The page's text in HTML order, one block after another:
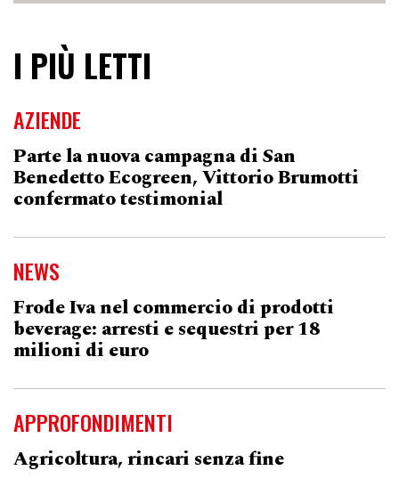
I PIÙ LETTI
AZIENDE
Parte la nuova campagna di San
Benedetto Ecogreen, Vittorio Brumotti
confermato testimonial
NEWS
Frode Iva nel commercio di prodotti
beverage: arresti e sequestri per 18
milioni di euro
APPROFONDIMENTI
Agricoltura, rincari senza fine